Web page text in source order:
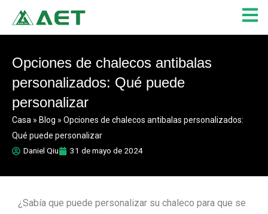
contenido
Opciones de chalecos antibalas
personalizados: Qué puede
personalizar
Casa » Blog » Opciones de chalecos antibalas personalizados:
Qué puede personalizar
Daniel Qiu
31 de mayo de 2024
¿Sabía que puede personalizar su chaleco para que se